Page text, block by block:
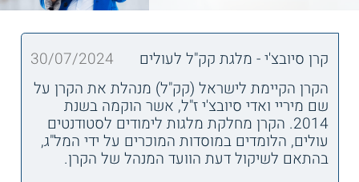
קרן סיובצ'י - מלגת קק"ל לעולים
30/07/2024
הקרן הקיימת לישראל (קק"ל) מנהלת את הקרן על
שם מיריי ואדי סיובצ'י ז"ל, אשר הוקמה בשנת
2014. הקרן מחלקת מלגות לימודים לסטודנטים
עולים, הלומדים במוסדות המוכרים על ידי המל"ג,
בהתאם לשיקול דעת הוועד המנהל של הקרן.